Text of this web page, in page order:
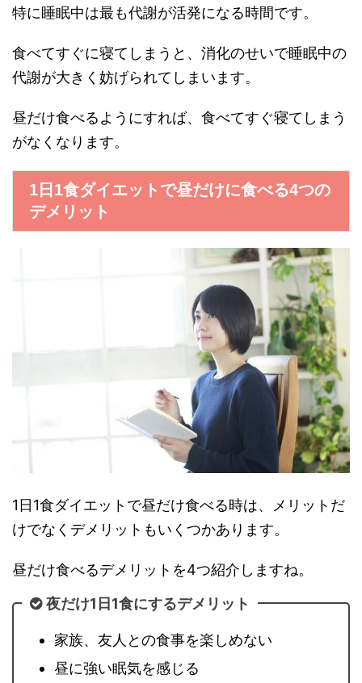
特に睡眠中は最も代謝が活発になる時間です。
食べてすぐに寝てしまうと、消化のせいで睡眠中の
代謝が大きく妨げられてしまいます。
昼だけ食べるようにすれば、食べてすぐ寝てしまう
がなくなります。
1日1食ダイエットで昼だけに食べる4つの
デメリット
1日1食ダイエットで昼だけ食べる時は、メリットだ
けでなくデメリットもいくつかあります。
昼だけ食べるデメリットを4つ紹介しますね。
夜だけ1日1食にするデメリット
家族、友人との食事を楽しめない
昼に強い眠気を感じる